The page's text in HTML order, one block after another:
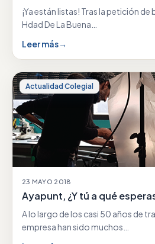
¡Ya están listas! Tras la petición de
Hdad De La Buena…
Leer más→
Actualidad Colegial
23 MAYO 2018
Ayapunt, ¿Y tú a qué
A lo largo de los casi 50 años de
empresa han sido muchos…